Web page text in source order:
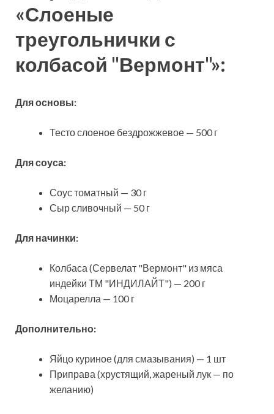
«Слоеные
треугольнички с
колбасой "Вермонт"»:
Для основы:
Тесто слоеное бездрожжевое — 500 г
Для соуса:
Соус томатный — 30 г
Сыр сливочный — 50 г
Для начинки:
Колбаса (Сервелат "Вермонт" из мяса
индейки ТМ "ИНДИЛАЙТ") — 200 г
Моцарелла — 100 г
Дополнительно:
Яйцо куриное (для смазывания) — 1 шт
Приправа (хрустящий, жареный лук — по
желанию)